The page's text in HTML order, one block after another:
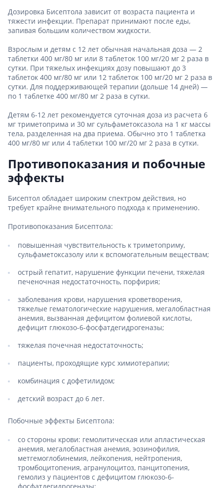
Дозировка Бисептола зависит от возраста пациента и
тяжести инфекции. Препарат принимают после еды,
запивая большим количеством жидкости.
Взрослым и детям с 12 лет обычная начальная доза — 2
таблетки 400 мг/80 мг или 8 таблеток 100 мг/20 мг 2 раза в
сутки. При тяжелых инфекциях дозу повышают до 3
таблеток 400 мг/80 мг или 12 таблеток 100 мг/20 мг 2 раза в
сутки. Для поддерживающей терапии (дольше 14 дней) —
по 1 таблетке 400 мг/80 мг 2 раза в сутки.
Детям 6-12 лет рекомендуется суточная доза из расчета 6
мг триметоприма и 30 мг сульфаметоксазола на 1 кг массы
тела, разделенная на два приема. Обычно это 1 таблетка
400 мг/80 мг или 4 таблетки 100 мг/20 мг 2 раза в сутки.
Противопоказания и побочные
эффекты
Бисептол обладает широким спектром действия, но
требует крайне внимательного подхода к применению.
Противопоказания Бисептола:
повышенная чувствительность к триметоприму,
сульфаметоксазолу или к вспомогательным веществам;
острый гепатит, нарушение функции печени, тяжелая
печеночная недостаточность, порфирия;
заболевания крови, нарушения кроветворения,
тяжелые гематологические нарушения, мегалобластная
анемия, вызванная дефицитом фолиевой кислоты,
дефицит глюкозо-6-фосфатдегидрогеназы;
тяжелая почечная недостаточность;
пациенты, проходящие курс химиотерапии;
комбинация с дофетилидом;
детский возраст до 6 лет.
Побочные эффекты Бисептола:
со стороны крови: гемолитическая или апластическая
анемия, мегалобластная анемия, эозинофилия,
метгемоглобинемия, лейкопения, нейтропения,
тромбоцитопения, агранулоцитоз, панцитопения,
гемолиз у пациентов с дефицитом глюкозо-6-